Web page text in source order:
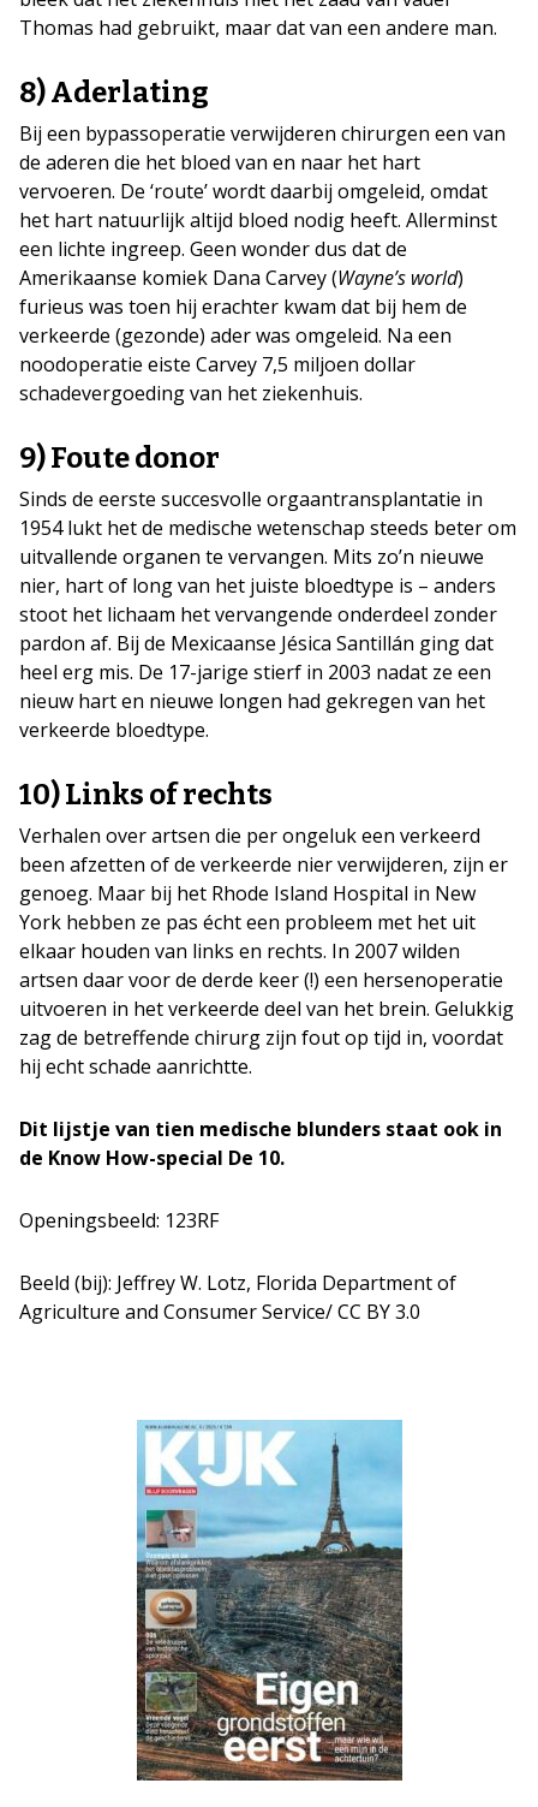
Thomas had gebruikt, maar dat van een andere man.
8) Aderlating
Bij een bypassoperatie verwijderen chirurgen een van
de aderen die het bloed van en naar het hart
vervoeren. De ‘route’ wordt daarbij omgeleid, omdat
het hart natuurlijk altijd bloed nodig heeft. Allerminst
een lichte ingreep. Geen wonder dus dat de
Amerikaanse komiek Dana Carvey (Wayne’s world)
furieus was toen hij erachter kwam dat bij hem de
verkeerde (gezonde) ader was omgeleid. Na een
noodoperatie eiste Carvey 7,5 miljoen dollar
schadevergoeding van het ziekenhuis.
9) Foute donor
Sinds de eerste succesvolle orgaantransplantatie in
1954 lukt het de medische wetenschap steeds beter om
uitvallende organen te vervangen. Mits zo’n nieuwe
nier, hart of long van het juiste bloedtype is – anders
stoot het lichaam het vervangende onderdeel zonder
pardon af. Bij de Mexicaanse Jésica Santillán ging dat
heel erg mis. De 17-jarige stierf in 2003 nadat ze een
nieuw hart en nieuwe longen had gekregen van het
verkeerde bloedtype.
10) Links of rechts
Verhalen over artsen die per ongeluk een verkeerd
been afzetten of de verkeerde nier verwijderen, zijn er
genoeg. Maar bij het Rhode Island Hospital in New
York hebben ze pas écht een probleem met het uit
elkaar houden van links en rechts. In 2007 wilden
artsen daar voor de derde keer (!) een hersenoperatie
uitvoeren in het verkeerde deel van het brein. Gelukkig
zag de betreffende chirurg zijn fout op tijd in, voordat
hij echt schade aanrichtte.
Dit lijstje van tien medische blunders staat ook in
de Know How-special De 10.
Openingsbeeld: 123RF
Beeld (bij): Jeffrey W. Lotz, Florida Department of
Agriculture and Consumer Service/ CC BY 3.0